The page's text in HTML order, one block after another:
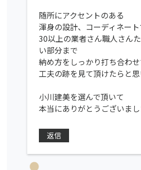
随所にアクセントのある
渾身の設計、コーディネー
30以上の業者さん職人さん
い部分まで
納め方をしっかり打ち合わ
工夫の跡を見て頂けたらと
小川建美を選んで頂いて
本当にありがとうございま
返信